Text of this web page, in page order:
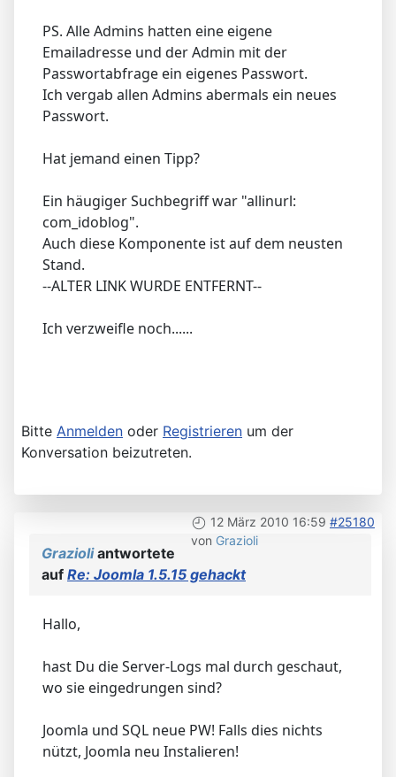
PS. Alle Admins hatten eine eigene
Emailadresse und der Admin mit der
Passwortabfrage ein eigenes Passwort.
Ich vergab allen Admins abermals ein neues
Passwort.
Hat jemand einen Tipp?
Ein häugiger Suchbegriff war "allinurl:
com_idoblog".
Auch diese Komponente ist auf dem neusten
Stand.
--ALTER LINK WURDE ENTFERNT--
Ich verzweifle noch......
Bitte Anmelden oder Registrieren um der
Konversation beizutreten.
12 März 2010 16:59 #25180
von Grazioli
Grazioliantwortete
auf Re: Joomla 1.5.15 gehackt
Hallo,
hast Du die Server-Logs mal durch geschaut,
wo sie eingedrungen sind?
Joomla und SQL neue PW! Falls dies nichts
nützt, Joomla neu Instalieren!